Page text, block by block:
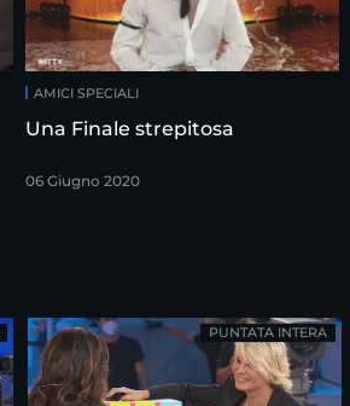
AMICI SPECIALI
Una Finale strepitosa
06 Giugno 2020
PUNTATA INTERA